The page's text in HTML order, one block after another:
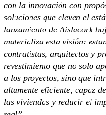
con la innovación con
soluciones que eleven el
lanzamiento de Aislacork
materializa esta visión:
contratistas, arquitectos y
revestimiento que no solo
a los proyectos, sino que
altamente eficiente, capaz
las viviendas y reducir el